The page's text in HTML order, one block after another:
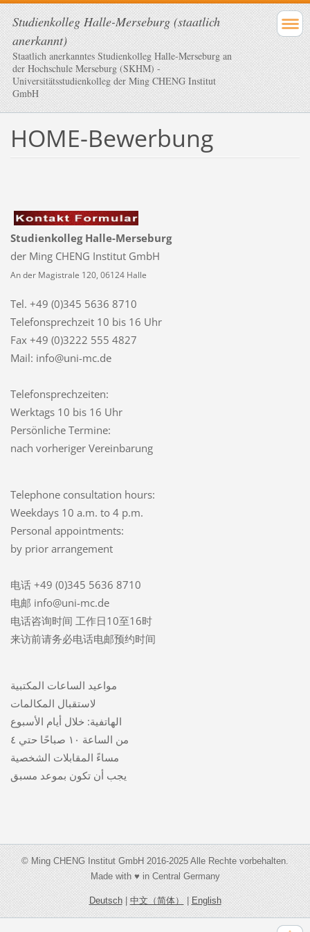
Studienkolleg Halle-Merseburg (staatlich
anerkannt)
Staatlich anerkanntes Studienkolleg Halle-Merseburg an
der Hochschule Merseburg (SKHM) -
Universitätsstudienkolleg der Ming CHENG Institut
GmbH
HOME-Bewerbung
Studienkolleg Halle-Merseburg
der Ming CHENG Institut GmbH
An der Magistrale 120, 06124 Halle
Tel. +49 (0)345 5636 8710
Telefonsprechzeit 10 bis 16 Uhr
Fax +49 (0)3222 555 4827
Mail: info@uni-mc.de
Telefonsprechzeiten:
Werktags 10 bis 16 Uhr
Persönliche Termine:
nach vorheriger Vereinbarung
Telephone consultation hours:
Weekdays 10 a.m. to 4 p.m.
Personal appointments:
by prior arrangement
电话 +49 (0)345 5636 8710
电邮 info@uni-mc.de
电话咨询时间 工作日10至16时
来访前请务必电话电邮预约时间
مواعيد الساعات المكتبية
لاستقبال المكالمات
الهاتفية: خلال أيام الأسبوع
من الساعة ١٠ صباحًا حتي ٤
مساءً المقابلات الشخصية
يجب أن تكون بموعد مسبق
© Ming CHENG Institut GmbH 2016-2025 Alle Rechte vorbehalten.
Made with ♥ in Central Germany
Deutsch|中文（简体）|English